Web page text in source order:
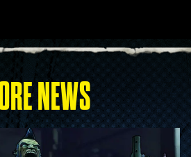
NEWS